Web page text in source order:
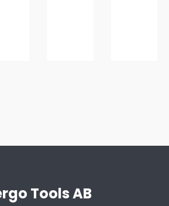
Tools AB